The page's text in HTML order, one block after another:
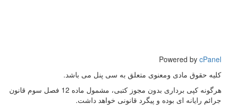
Powered by cPanel
کلیه حقوق مادی ومعنوی متعلق به سی پنل می باشد.
هرگونه کپی برداری بدون مجوز کتبی، مشمول ماده 12 فصل سوم قانون
جرائم رایانه ای بوده و پیگرد قانونی خواهد داشت.